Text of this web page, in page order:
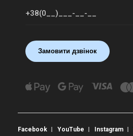
Замовити дзвінок
Facebook YouTube Instagram